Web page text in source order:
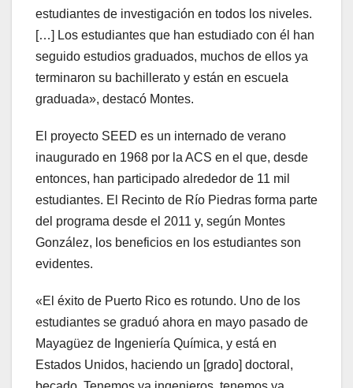
estudiantes de investigación en todos los niveles.
[…] Los estudiantes que han estudiado con él han
seguido estudios graduados, muchos de ellos ya
terminaron su bachillerato y están en escuela
graduada», destacó Montes.
El proyecto SEED es un internado de verano
inaugurado en 1968 por la ACS en el que, desde
entonces, han participado alrededor de 11 mil
estudiantes. El Recinto de Río Piedras forma parte
del programa desde el 2011 y, según Montes
González, los beneficios en los estudiantes son
evidentes.
«El éxito de Puerto Rico es rotundo. Uno de los
estudiantes se graduó ahora en mayo pasado de
Mayagüez de Ingeniería Química, y está en
Estados Unidos, haciendo un [grado] doctoral,